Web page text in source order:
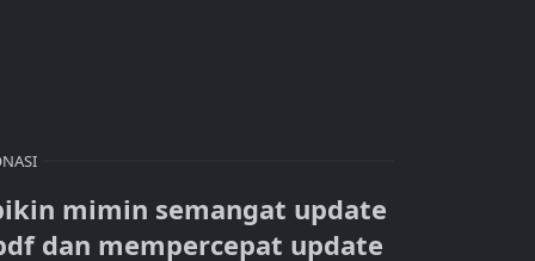
mimin semangat update
dan mempercepat update